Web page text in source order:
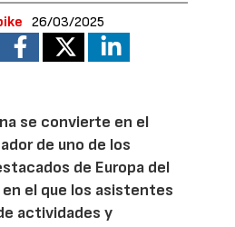
26/03/2025
se convierte en el
de uno de los
de Europa del
el que los asistentes
actividades y